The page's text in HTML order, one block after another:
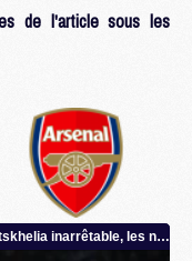
de l'article sous les